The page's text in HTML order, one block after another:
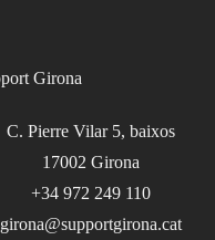
C. Pierre Vilar 5, baixos
17002 Girona
+34 972 249 110
girona@supportgirona.cat